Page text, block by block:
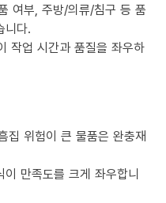
여부, 주방/의류/침구 등 품
니다.
작업 시간과 품질을 좌우하
집 위험이 큰 물품은 완충재
만족도를 크게 좌우합니